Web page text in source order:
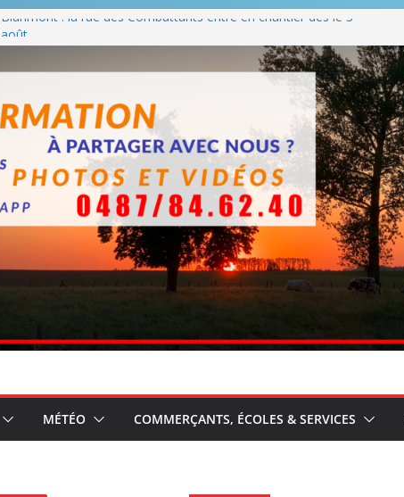
Blanmont : la rue des Combattants entre en chantier dès le 3
août
Une fête nationale sans drache
MÉTÉO COMMERÇANTS, ÉCOLES & SERVICES